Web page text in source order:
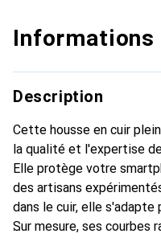
Description
Cette housse en cuir
la qualité et l'expertise
Elle protège votre
des artisans
dans le cuir, elle
Sur mesure, ses courbes